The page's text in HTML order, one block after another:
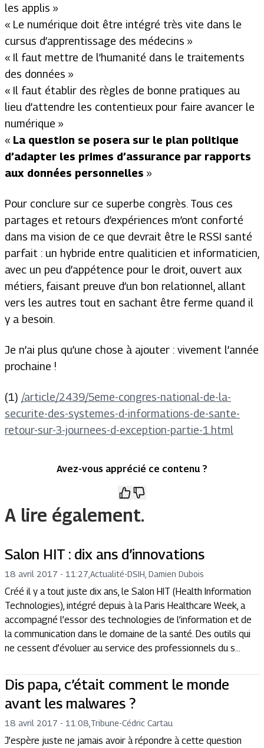
les applis »
« Le numérique doit être intégré très vite dans le
cursus d’apprentissage des médecins »
« Il faut mettre de l’humanité dans le traitements
des données »
« Il faut établir des règles de bonne pratiques au
lieu d’attendre les contentieux pour faire avancer le
numérique »
« La question se posera sur le plan politique
d’adapter les primes d’assurance par rapports
aux données personnelles »
Pour conclure sur ce superbe congrès. Tous ces
partages et retours d’expériences m’ont conforté
dans ma vision de ce que devrait être le RSSI santé
parfait : un hybride entre qualiticien et informaticien,
avec un peu d’appétence pour le droit, ouvert aux
métiers, faisant preuve d’un bon relationnel, allant
vers les autres tout en sachant être ferme quand il
y a besoin.
Je n’ai plus qu’une chose à ajouter : vivement l’année
prochaine !
(1) /article/2439/5eme-congres-national-de-la-
securite-des-systemes-d-informations-de-sante-
retour-sur-3-journees-d-exception-partie-1.html
Avez-vous apprécié ce contenu ?
A lire également.
Salon HIT : dix ans d’innovations
18 avril 2017 - 11:27 Actualité-DSIH, Damien Dubois
Créé il y a tout juste dix ans, le Salon HIT (Health Information
Technologies), intégré depuis à la Paris Healthcare Week, a
accompagné l’essor des technologies de l’information et de
la communication dans le domaine de la santé. Des outils qui
ne cessent d’évoluer au service des professionnels du s...
Dis papa, c’était comment le monde
avant les malwares ?
18 avril 2017 - 11:08 Tribune-Cédric Cartau
J’espère juste ne jamais avoir à répondre à cette question